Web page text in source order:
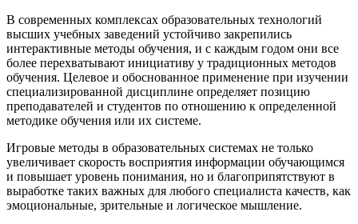
В современных комплексах образовательных технологий
высших учебных заведений устойчиво закрепились
интерактивные методы обучения, и с каждым годом они все
более перехватывают инициативу у традиционных методов
обучения. Целевое и обоснованное применение при изучении
специализированной дисциплине определяет позицию
преподавателей и студентов по отношению к определенной
методике обучения или их системе.
Игровые методы в образовательных системах не только
увеличивает скорость восприятия информации обучающимся
и повышает уровень понимания, но и благоприпятствуют в
выработке таких важных для любого специалиста качеств, как
эмоциональные, зрительные и логическое мышление.